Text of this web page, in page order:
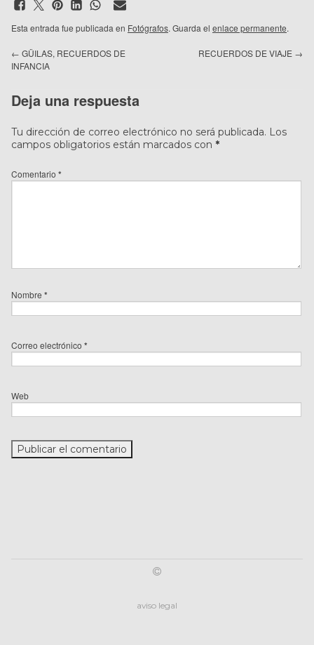
Esta entrada fue publicada en Fotógrafos. Guarda el enlace permanente.
← GÜILAS, RECUERDOS DE
INFANCIA
RECUERDOS DE VIAJE →
Deja una respuesta
Tu dirección de correo electrónico no será publicada. Los
campos obligatorios están marcados con *
Comentario *
Nombre *
Correo electrónico *
Web
aviso legal